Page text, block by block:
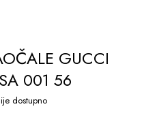
GUCCI
001 56
dostupno